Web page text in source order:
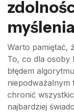
Warto pamiętać,
To, co dla osoby
błędem
niepodważalnym
chronić
najbardziej